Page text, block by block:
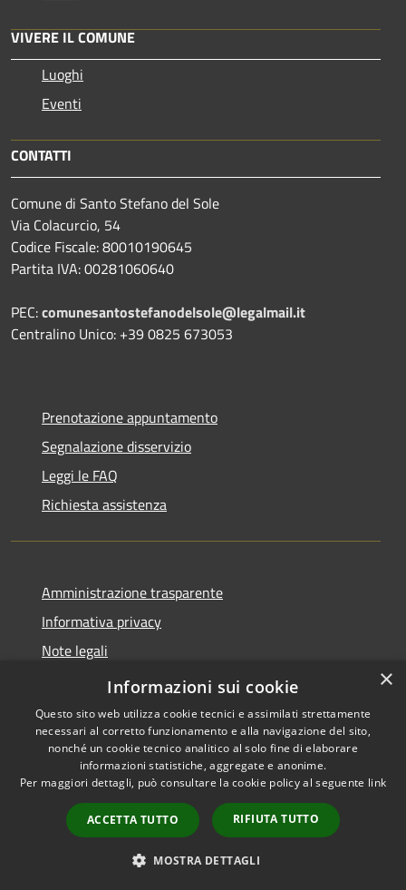
VIVERE IL COMUNE
Luoghi
Eventi
CONTATTI
Comune di Santo Stefano del Sole
Via Colacurcio, 54
Codice Fiscale: 80010190645
Partita IVA: 00281060640
PEC:comunesantostefanodelsole@legalmail.it
Centralino Unico: +39 0825 673053
Prenotazione appuntamento
Segnalazione disservizio
Leggi le FAQ
Richiesta assistenza
Amministrazione trasparente
Informativa privacy
Note legali
Dichiarazione di accessibilità
Accessibilità
Copyright © 2026 • Comune di
Santo Stefano del Sole •
Powered byMunicipium
Accesso redazione
×
Informazioni sui cookie
Questo sito web utilizza cookie tecnici e assimilati strettamente
necessari al corretto funzionamento e alla navigazione del sito,
nonché un cookie tecnico analitico al solo fine di elaborare
informazioni statistiche, aggregate e anonime.
Per maggiori dettagli, può consultare la cookie policy al seguente link
ACCETTA TUTTO RIFIUTA TUTTO
MOSTRA DETTAGLI